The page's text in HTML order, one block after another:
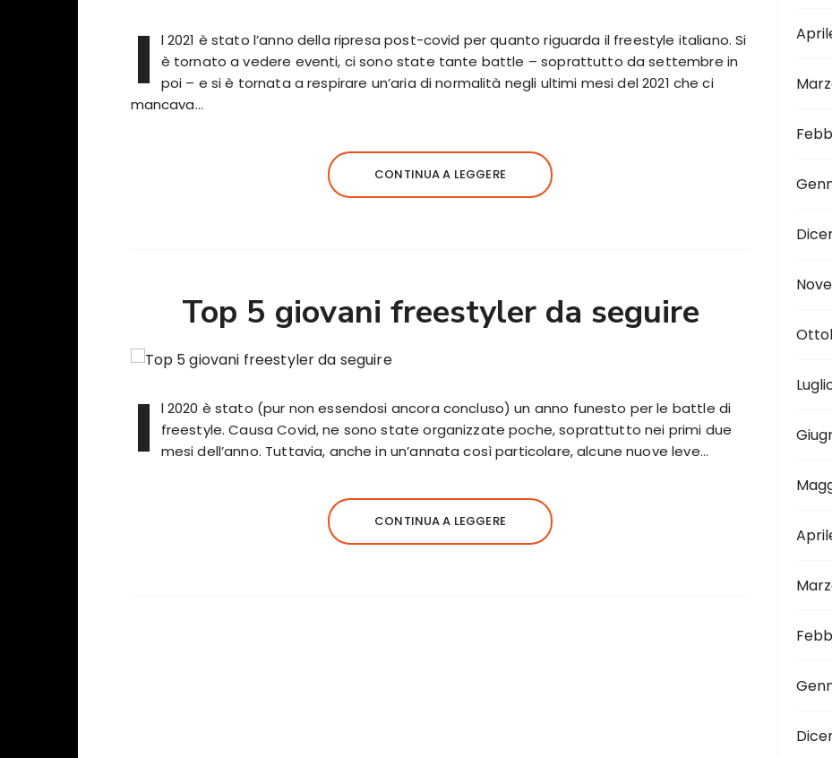
I
l 2021 è stato l’anno della ripresa post-covid per quanto riguarda il freestyle italiano. Si
è tornato a vedere eventi, ci sono state tante battle – soprattutto da settembre in
poi – e si è tornata a respirare un’aria di normalità negli ultimi mesi del 2021 che ci
mancava…
CONTINUA A LEGGERE
Top 5 giovani freestyler da seguire
I
l 2020 è stato (pur non essendosi ancora concluso) un anno funesto per le battle di
freestyle. Causa Covid, ne sono state organizzate poche, soprattutto nei primi due
mesi dell’anno. Tuttavia, anche in un’annata così particolare, alcune nuove leve…
CONTINUA A LEGGERE